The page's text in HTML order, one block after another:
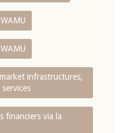
infrastructures,
financiers via la